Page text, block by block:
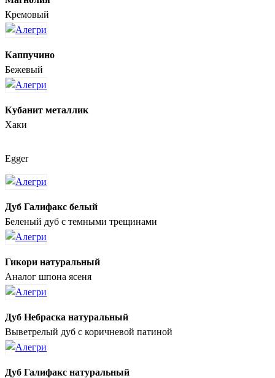
Кремовый
Каппучино
Бежевый
Кубанит металлик
Хаки
Egger
Дуб Галифакс белый
Беленый дуб с темными трещинами
Гикори натуральный
Аналог шпона ясеня
Дуб Небраска натуральный
Выветрелый дуб с коричневой патиной
Дуб Галифакс натуральный